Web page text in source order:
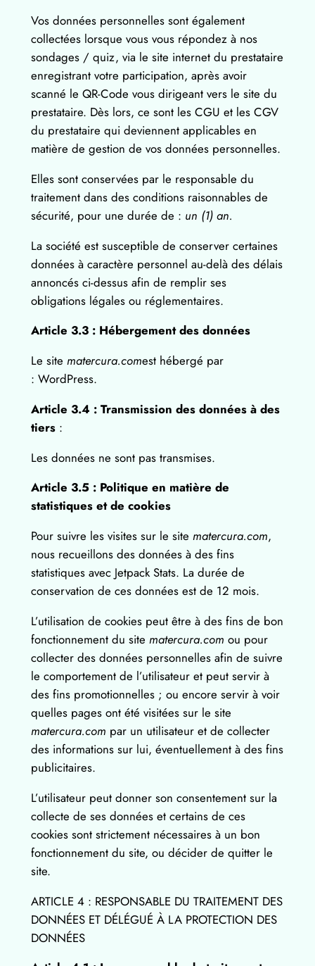
Vos données personnelles sont également
collectées lorsque vous vous répondez à nos
sondages / quiz, via le site internet du prestataire
enregistrant votre participation, après avoir
scanné le QR-Code vous dirigeant vers le site du
prestataire. Dès lors, ce sont les CGU et les CGV
du prestataire qui deviennent applicables en
matière de gestion de vos données personnelles.
Elles sont conservées par le responsable du
traitement dans des conditions raisonnables de
sécurité, pour une durée de : un (1) an.
La société est susceptible de conserver certaines
données à caractère personnel au-delà des délais
annoncés ci-dessus afin de remplir ses
obligations légales ou réglementaires.
Article 3.3 : Hébergement des données
Le site matercura.comest hébergé par
: WordPress.
Article 3.4 : Transmission des données à des
tiers:
Les données ne sont pas transmises.
Article 3.5: Politique en matière de
statistiques et de cookies
Pour suivre les visites sur le site matercura.com,
nous recueillons des données à des fins
statistiques avec Jetpack Stats. La durée de
conservation de ces données est de 12 mois.
L’utilisation de cookies peut être à des fins de bon
fonctionnement du site matercura.com ou pour
collecter des données personnelles afin de suivre
le comportement de l’utilisateur et peut servir à
des fins promotionnelles ; ou encore servir à voir
quelles pages ont été visitées sur le site
matercura.com par un utilisateur et de collecter
des informations sur lui, éventuellement à des fins
publicitaires.
L’utilisateur peut donner son consentement sur la
collecte de ses données et certains de ces
cookies sont strictement nécessaires à un bon
fonctionnement du site, ou décider de quitter le
site.
ARTICLE 4 : RESPONSABLE DU TRAITEMENT DES
DONNÉES ET DÉLÉGUÉ À LA PROTECTION DES
DONNÉES